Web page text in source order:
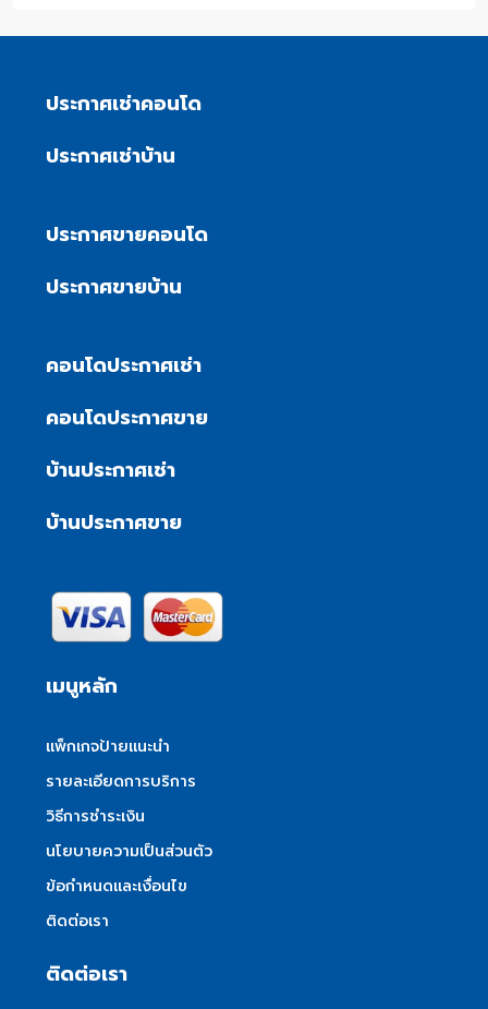
ประกาศเช่าคอนโด
ประกาศเช่าบ้าน
ประกาศขายคอนโด
ประกาศขายบ้าน
คอนโดประกาศเช่า
คอนโดประกาศขาย
บ้านประกาศเช่า
บ้านประกาศขาย
เมนูหลัก
แพ็กเกจป้ายแนะนำ
รายละเอียดการบริการ
วิธีการชำระเงิน
นโยบายความเป็นส่วนตัว
ข้อกำหนดและเงื่อนไข
ติดต่อเรา
ติดต่อเรา